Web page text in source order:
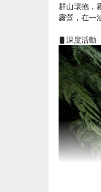
群山環抱，
露營，在一
▋深度活動